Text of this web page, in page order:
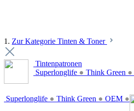
1. Zur Kategorie Tinten & Toner
Tintenpatronen
Superlonglife ● Think Green ●
Superlonglife ● Think Green ● OEM ●